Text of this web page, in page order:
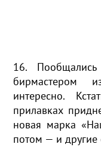
16. Пообщались
бирмастером
интересно.
прилавках
новая марка
потом — и другие